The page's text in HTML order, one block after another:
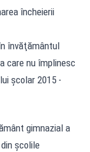
încheierii
învăţământul
care nu împlinesc
şcolar 2015 -
gimnazial a
şcolile